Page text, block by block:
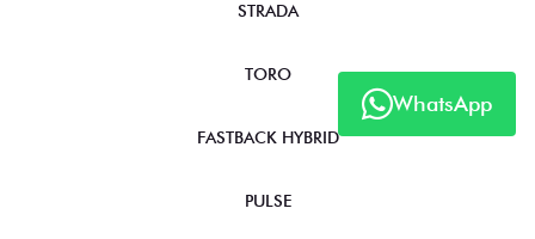
WhatsApp
STRADA
TORO
FASTBACK HYBRID
PULSE